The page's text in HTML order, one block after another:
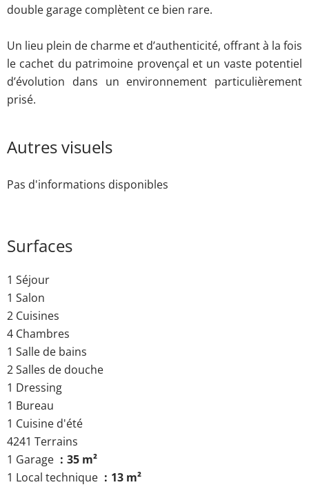
double garage complètent ce bien rare.
Un lieu plein de charme et d’authenticité, offrant à la fois
le cachet du patrimoine provençal et un vaste potentiel
d’évolution dans un environnement particulièrement
prisé.
Autres visuels
Pas d'informations disponibles
Surfaces
1 Séjour
1 Salon
2 Cuisines
4 Chambres
1 Salle de bains
2 Salles de douche
1 Dressing
1 Bureau
1 Cuisine d'été
4241 Terrains
1 Garage
35 m²
1 Local technique
13 m²